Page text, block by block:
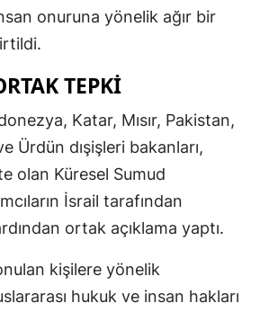
onuruna yönelik ağır bir
TEPKI
Katar, Mısır, Pakistan,
Ürdün dışişleri bakanları,
olan Küresel Sumud
İsrail tarafından
ortak açıklama yaptı.
kişilere yönelik
hukuk ve insan hakları